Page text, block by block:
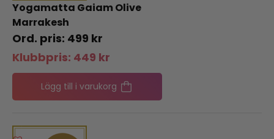
Yogamatta Gaiam Olive
Marrakesh
499 kr
Klubbpris: 449 kr
Lägg till i varukorg